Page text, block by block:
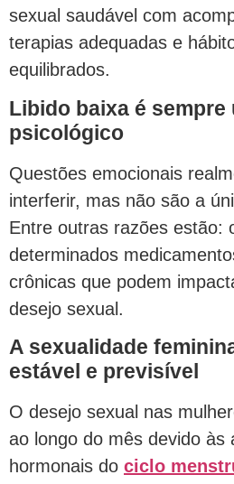
sexual saudável com
terapias adequadas e
equilibrados.
Libido baixa é sempre
psicológico
Questões emocionais
interferir, mas não são a
Entre outras razões estão:
determinados
crônicas que podem
desejo sexual.
A sexualidade
estável e previsível
O desejo sexual nas
ao longo do mês devido às
hormonais do ciclo